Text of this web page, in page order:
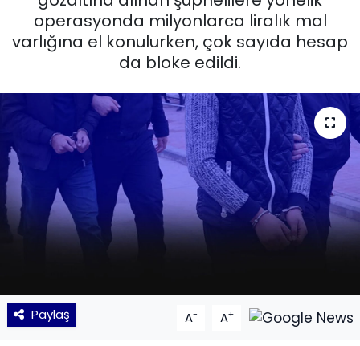
operasyonda milyonlarca liralık mal
varlığına el konulurken, çok sayıda hesap
da bloke edildi.
Paylaş A- A+
GÜNCEL
KÜLTÜR SANAT
MAGAZİN
POLİTİKA
SAĞLIK
Siyaset
TEKNOLOJİ